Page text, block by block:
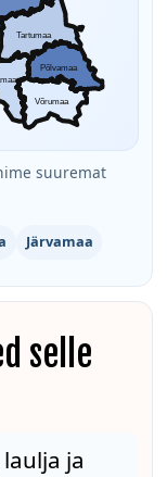
Tartumaa
Põlvamaa
Võrumaa
suuremat
Järvamaa
selle
ja